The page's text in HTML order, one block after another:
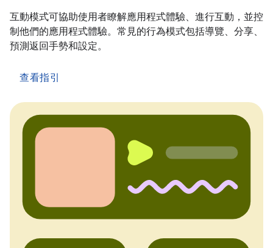
互動模式可協助使用者瞭解應用程式體驗、進行互動，並控
制他們的應用程式體驗。常見的行為模式包括導覽、分享、
預測返回手勢和設定。
查看指引